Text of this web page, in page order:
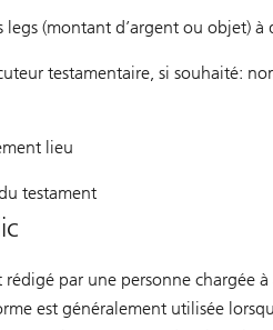
legs (montant d’argent ou objet) à
testamentaire, si souhaité:
lieu
testament
rédigé par une personne chargée
est généralement utilisée